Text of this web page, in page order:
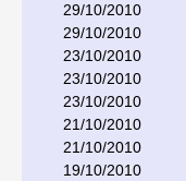
29/10/2010
29/10/2010
23/10/2010
23/10/2010
23/10/2010
21/10/2010
21/10/2010
19/10/2010